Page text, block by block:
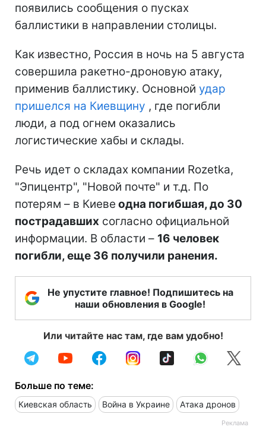
появились сообщения о пусках
баллистики в направлении столицы.
Как известно, Россия в ночь на 5 августа
совершила ракетно-дроновую атаку,
применив баллистику. Основной удар
пришелся на Киевщину , где погибли
люди, а под огнем оказались
логистические хабы и склады.
Речь идет о складах компании Rozetka,
"Эпицентр", "Новой почте" и т.д. По
потерям – в Киеве одна погибшая, до 30
пострадавших согласно официальной
информации. В области – 16 человек
погибли, еще 36 получили ранения.
Не упустите главное! Подпишитесь на
наши обновления в Google!
Или читайте нас там, где вам удобно!
Больше по теме:
Киевская область Война в Украине Атака дронов